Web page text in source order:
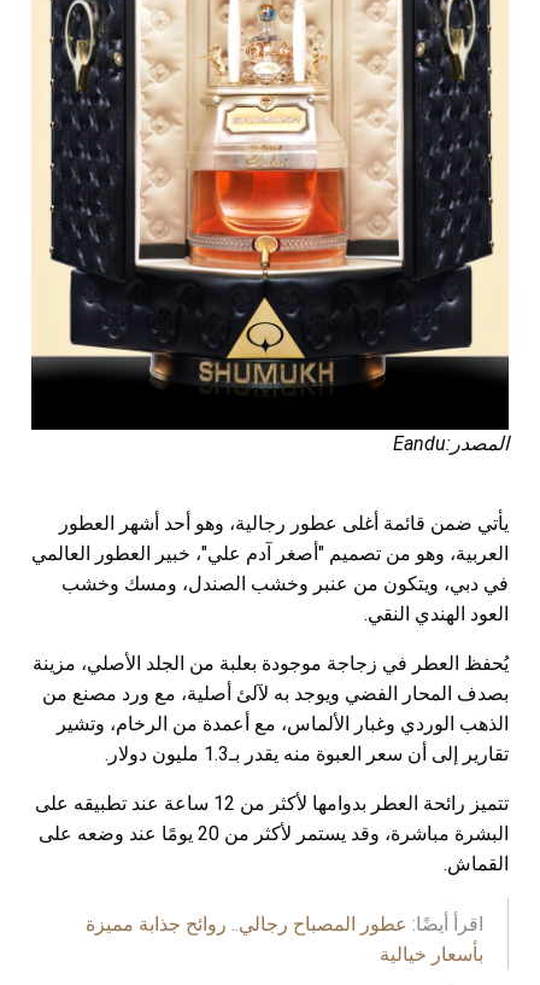
المصدر:Eandu
يأتي ضمن قائمة أغلى عطور رجالية، وهو أحد أشهر العطور
العربية، وهو من تصميم "أصغر آدم علي"، خبير العطور العالمي
في دبي، ويتكون من عنبر وخشب الصندل، ومسك وخشب
العود الهندي النقي.
يُحفظ العطر في زجاجة موجودة بعلبة من الجلد الأصلي، مزينة
بصدف المحار الفضي ويوجد به لآلئ أصلية، مع ورد مصنع من
الذهب الوردي وغبار الألماس، مع أعمدة من الرخام، وتشير
تقارير إلى أن سعر العبوة منه يقدر بـ1.3 مليون دولار.
تتميز رائحة العطر بدوامها لأكثر من 12 ساعة عند تطبيقه على
البشرة مباشرة، وقد يستمر لأكثر من 20 يومًا عند وضعه على
القماش.
اقرأ أيضًا: عطور المصباح رجالي.. روائح جذابة مميزة
بأسعار خيالية